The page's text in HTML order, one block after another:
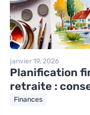
janvier 19, 2026
Planification
retraite :
Finances